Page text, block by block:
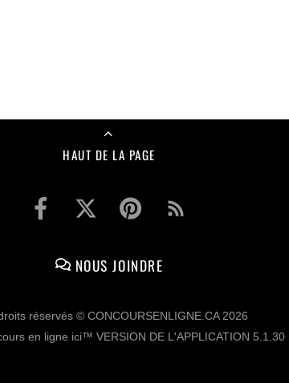
HAUT DE LA PAGE
NOUS JOINDRE
réservés © CONCOURSENLIGNE.CA 2026
en ligne ici™ VERSION DE L'APPLICATION 5.1.30